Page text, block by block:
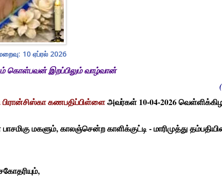
10 ஏப்ரல் 2026
கொள்பவன் இறப்பிலும் வாழ்வான்
பிரான்சிஸ்கா கணபதிப்பிள்ளைஅவர்கள் 10-04-2026
மகளும், காலஞ்சென்ற காளிக்குட்டி - மாரிமுத்து